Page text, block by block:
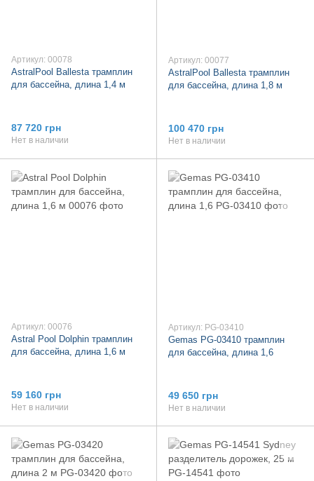
Артикул: 00078
AstralPool Ballesta трамплин
для бассейна, длина 1,4 м
87 720 грн
Нет в наличии
Артикул: 00077
AstralPool Ballesta трамплин
для бассейна, длина 1,8 м
100 470 грн
Нет в наличии
Артикул: 00076
Astral Pool Dolphin трамплин
для бассейна, длина 1,6 м
59 160 грн
Нет в наличии
Артикул: PG-03410
Gemas PG-03410 трамплин
для бассейна, длина 1,6
49 650 грн
Нет в наличии